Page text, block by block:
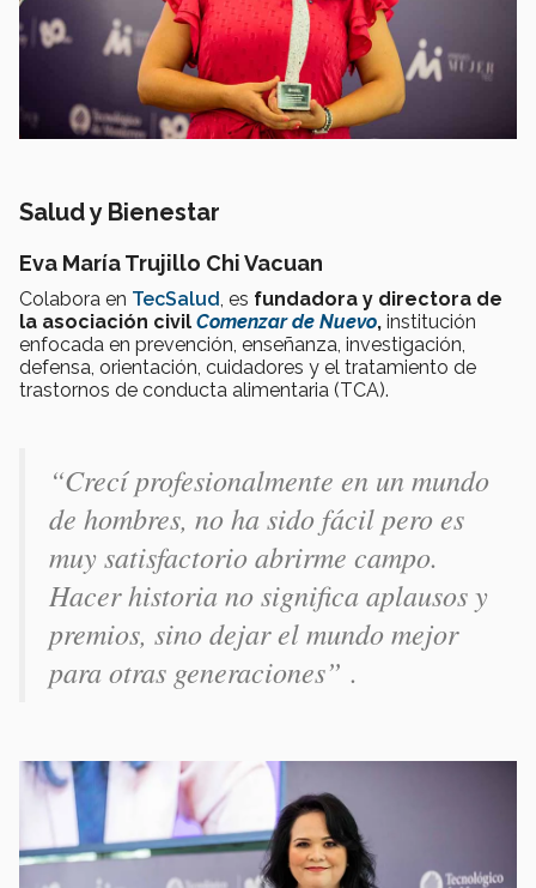
Salud y Bienestar
Eva María Trujillo Chi Vacuan
Colabora en TecSalud, es fundadora y directora de
la asociación civil Comenzar de Nuevo, institución
enfocada en prevención, enseñanza, investigación,
defensa, orientación, cuidadores y el tratamiento de
trastornos de conducta alimentaria (TCA).
“Crecí profesionalmente en un mundo
de hombres, no ha sido fácil pero es
muy satisfactorio abrirme campo.
Hacer historia no significa aplausos y
premios, sino dejar el mundo mejor
para otras generaciones” .